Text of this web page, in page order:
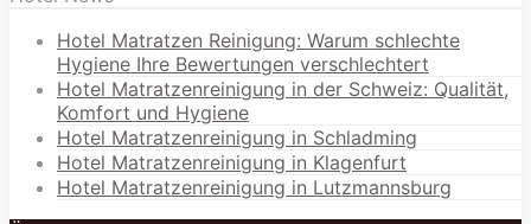
Hotel Matratzen Reinigung: Warum schlechte
Hygiene Ihre Bewertungen verschlechtert
Hotel Matratzenreinigung in der Schweiz: Qualität,
Komfort und Hygiene
Hotel Matratzenreinigung in Schladming
Hotel Matratzenreinigung in Klagenfurt
Hotel Matratzenreinigung in Lutzmannsburg